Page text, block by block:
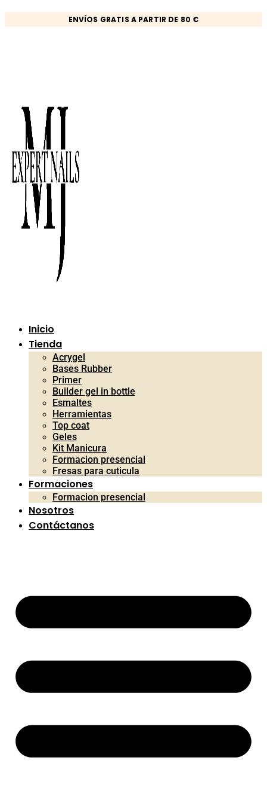
ENVÍOS GRATIS A PARTIR DE 80 €
Inicio
Tienda
Acrygel
Bases Rubber
Primer
Builder gel in bottle
Esmaltes
Herramientas
Top coat
Geles
Kit Manicura
Formacion presencial
Fresas para cuticula
Formaciones
Formacion presencial
Nosotros
Contáctanos